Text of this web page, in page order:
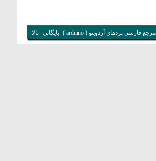
مرجع فارسی بردهای آردوینو ( arduino ) بایگانی بالا